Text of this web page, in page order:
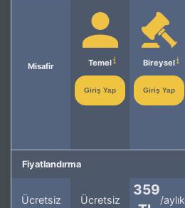
Misafir Temel
Giriş Yap
Bireysel
Giriş Yap
Fiyatlandırma
Ücretsiz Ücretsiz
359
/aylık